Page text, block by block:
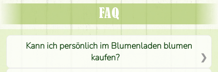
FAQ
Kann ich persönlich im Blumenladen blumen
kaufen?